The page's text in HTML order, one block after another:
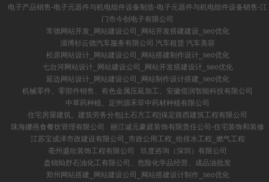
电子产品销售-电子元器件与机电组件设备制造-电子元器件与机电组件设备销售-江
门市今创电子有限公司
常德网站开发_网站建设公司_网站开发搭建建设_seo优化
淄博杉云德汽车服务有限公司 汽车租赁 汽车美容
松原网站设计_网站建设公司_网站搭建制作设计_seo优化
七台河网站设计_网站建设公司_网站开发搭建设计_seo优化
延边网站设计_网站建设公司_网站制作设计搭建_seo优化
机械零件、零部件销售、有色金属压延加工、安徽佰润智能科技有限公司
中草药种植、定州源禾菲中药材种植有限公司
住宅房屋建筑。建筑劳务分包|土石方工程|保定路西建筑工程有限公司
珠海娜燕食餐饮管理有限公司
丽江诚元豪庭装饰有限责任公司-住宅装饰和装修
江苏宝成泽市政建设有限公司_市政公用工程_给排水工程_燃气工程
亳州盛欣装饰工程有限公司
玖度咨询（深圳）有限公司
盘锦灿舒石油化工有限公司、危险化学品经营、成品油批发
郑州网站搭建_网站建设公司_网站搭建设计制作_seo优化